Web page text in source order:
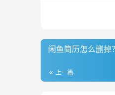
闲鱼简历怎么删掉
上一篇